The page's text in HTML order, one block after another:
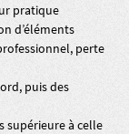
pratique
d’éléments
perte
puis des
supérieure à celle